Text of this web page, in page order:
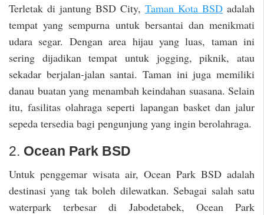
Terletak di jantung BSD City, Taman Kota BSD adalah
tempat yang sempurna untuk bersantai dan menikmati
udara segar. Dengan area hijau yang luas, taman ini
sering dijadikan tempat untuk jogging, piknik, atau
sekadar berjalan-jalan santai. Taman ini juga memiliki
danau buatan yang menambah keindahan suasana. Selain
itu, fasilitas olahraga seperti lapangan basket dan jalur
sepeda tersedia bagi pengunjung yang ingin berolahraga.
2. Ocean Park BSD
Untuk penggemar wisata air, Ocean Park BSD adalah
destinasi yang tak boleh dilewatkan. Sebagai salah satu
waterpark terbesar di Jabodetabek, Ocean Park